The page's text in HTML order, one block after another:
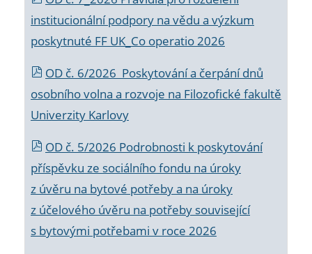
institucionální podpory na vědu a výzkum
poskytnuté FF UK_Co operatio 2026
OD č. 6/2026 Poskytování a čerpání dnů
osobního volna a rozvoje na Filozofické fakultě
Univerzity Karlovy
OD č. 5/2026 Podrobnosti k poskytování
příspěvku ze sociálního fondu na úroky
z úvěru na bytové potřeby a na úroky
z účelového úvěru na potřeby související
s bytovými potřebami v roce 2026